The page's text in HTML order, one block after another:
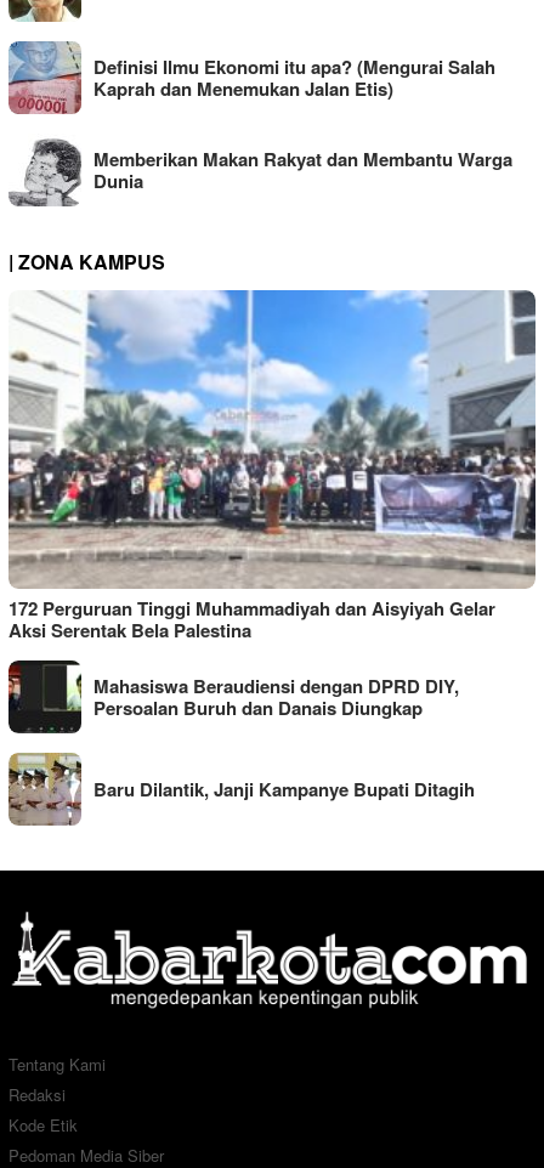
Definisi Ilmu Ekonomi itu apa? (Mengurai Salah
Kaprah dan Menemukan Jalan Etis)
Memberikan Makan Rakyat dan Membantu Warga
Dunia
| ZONA KAMPUS
172 Perguruan Tinggi Muhammadiyah dan Aisyiyah Gelar
Aksi Serentak Bela Palestina
Mahasiswa Beraudiensi dengan DPRD DIY,
Persoalan Buruh dan Danais Diungkap
Baru Dilantik, Janji Kampanye Bupati Ditagih
Tentang Kami
Redaksi
Kode Etik
Pedoman Media Siber